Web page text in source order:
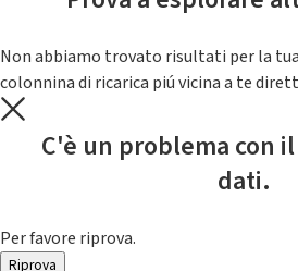
Non abbiamo trovato risultati per la
colonnina di ricarica piú vicina a te
C'è un problema con
dati.
Per favore riprova.
Riprova